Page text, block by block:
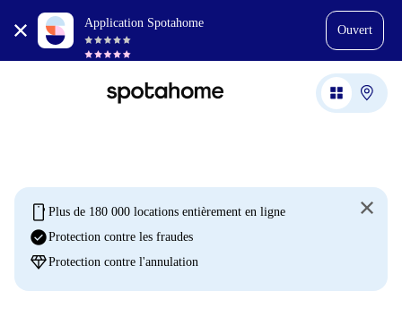
Application Spotahome
Ouvert
mobile Plus de 180 000 locations entièrement en ligne
check_circleProtection contre les fraudes
diamondProtection contre l'annulation